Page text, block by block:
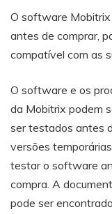
O software
antes de comprar,
compatível com as
O software e os
da Mobitrix podem
ser testados antes
versões
testar o software
compra. A
pode ser